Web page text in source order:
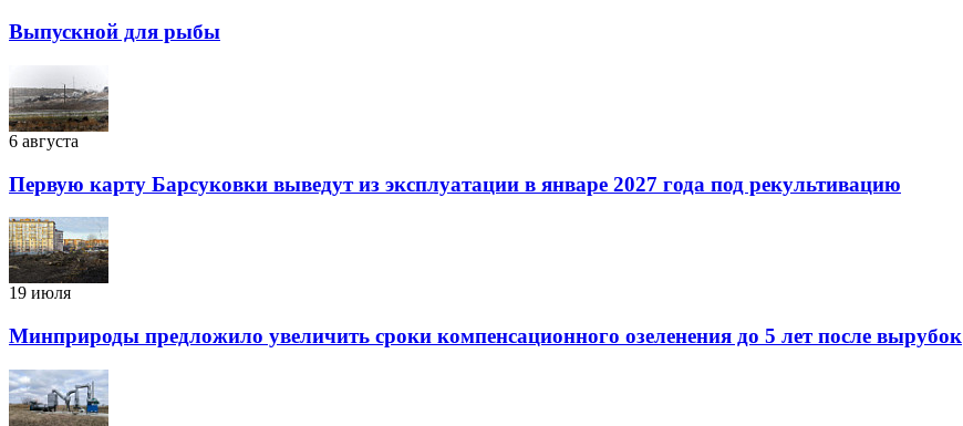
Выпускной для рыбы
6 августа
Первую карту Барсуковки выведут из эксплуатации в январе 2027 года под рекультивацию
19 июля
Минприроды предложило увеличить сроки компенсационного озеленения до 5 лет после вырубок